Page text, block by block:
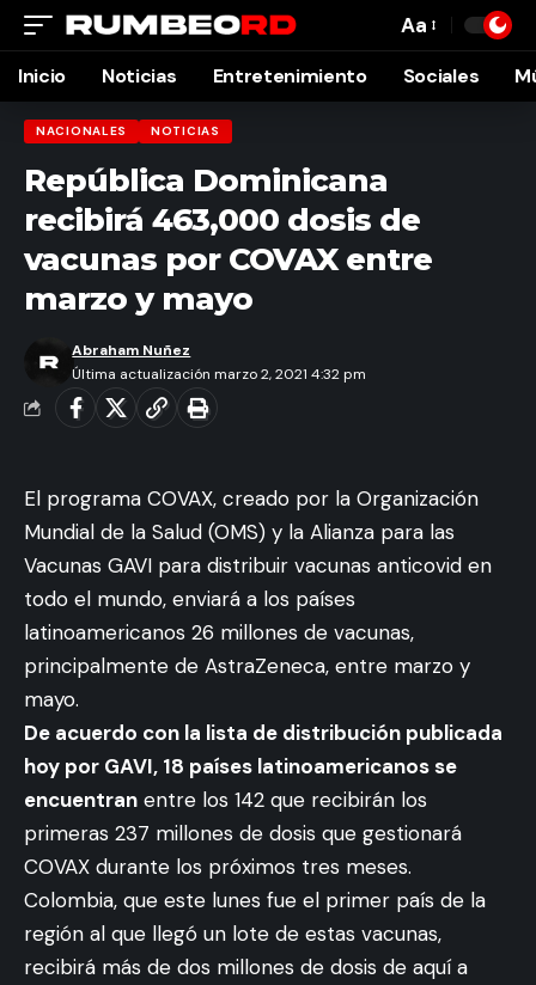
Font
Resizer
Aa
Inicio Noticias Entretenimiento Sociales
NACIONALES NOTICIAS
República Dominicana
recibirá 463,000 dosis de
vacunas por COVAX entre
marzo y mayo
Última actualización marzo 2, 2021 4:32 pm
Abraham Nuñez
El programa COVAX, creado por la Organización
Mundial de la Salud (OMS) y la Alianza para las
Vacunas GAVI para distribuir vacunas anticovid en
todo el mundo, enviará a los países
latinoamericanos 26 millones de vacunas,
principalmente de AstraZeneca, entre marzo y
mayo.
De acuerdo con la lista de distribución publicada
hoy por GAVI, 18 países latinoamericanos se
encuentran entre los 142 que recibirán los
primeras 237 millones de dosis que gestionará
COVAX durante los próximos tres meses.
Colombia, que este lunes fue el primer país de la
región al que llegó un lote de estas vacunas,
recibirá más de dos millones de dosis de aquí a